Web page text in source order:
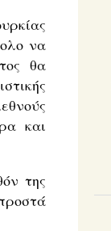
να
θα
και
της